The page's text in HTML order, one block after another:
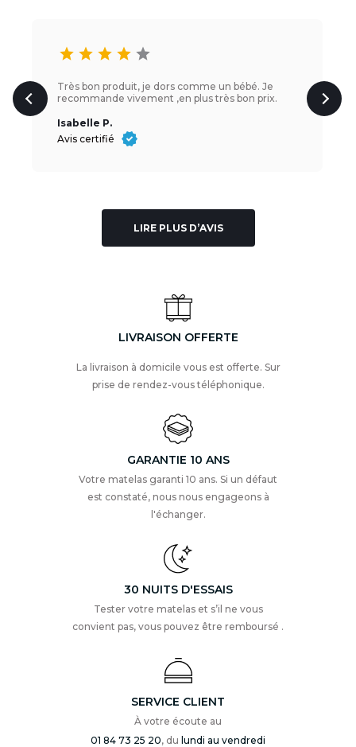
star star star star star
Très bon produit, je dors comme un bébé. Je
recommande vivement ,en plus très bon prix.
Isabelle P.
Avis certifié
LIRE PLUS D’AVIS
LIVRAISON OFFERTE
La livraison à domicile vous est offerte. Sur
prise de rendez-vous téléphonique.
GARANTIE 10 ANS
Votre matelas garanti 10 ans. Si un défaut
est constaté, nous nous engageons à
l'échanger.
30 NUITS D'ESSAIS
Tester votre matelas et s’il ne vous
convient pas, vous pouvez être remboursé .
SERVICE CLIENT
À votre écoute au
01 84 73 25 20, du lundi au vendredi